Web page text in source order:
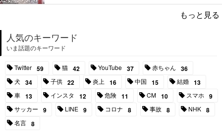
もっと見る
人気のキーワード
いま話題のキーワード
Twitter 59 猫 42 YouTube 37 赤ちゃん 36
犬 34 子供 22 炎上 16 中国 15 結婚 13
車 13 インスタ 12 危険 11 CM 10 スマホ 9
サッカー 9 LINE 9 コロナ 8 事故 8 NHK 8
名言 8